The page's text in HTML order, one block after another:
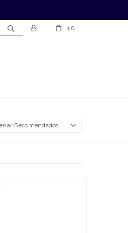
$0
Recomendados